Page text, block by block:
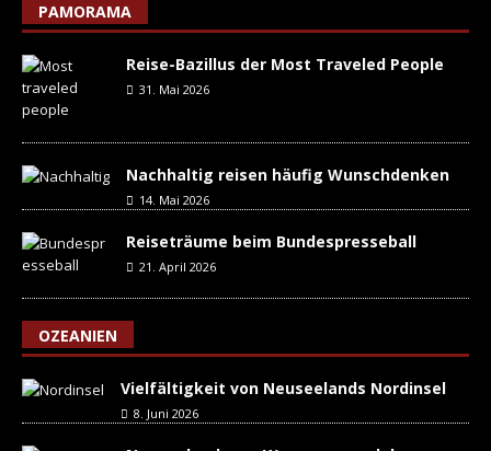
PAMORAMA
Reise-Bazillus der Most Traveled People
31. Mai 2026
Nachhaltig reisen häufig Wunschdenken
14. Mai 2026
Reiseträume beim Bundespresseball
21. April 2026
OZEANIEN
Vielfältigkeit von Neuseelands Nordinsel
8. Juni 2026